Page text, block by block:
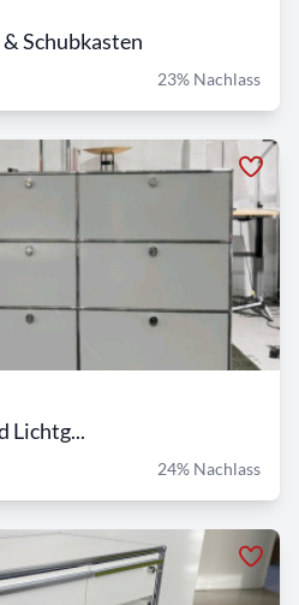
Schubkasten
23% Nachlass
Lichtg...
24% Nachlass